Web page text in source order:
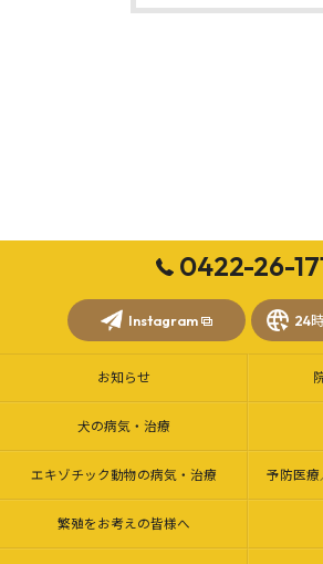
0422-26-
Instagram 24
お知らせ
犬の病気・治療
エキゾチック動物の病気・治療 予防医療
繁殖をお考えの皆様へ